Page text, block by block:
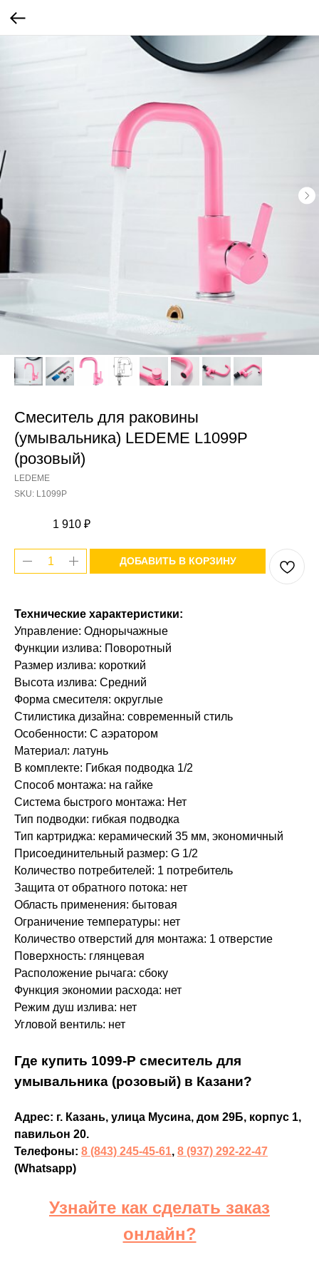
Смеситель для раковины
(умывальника) LEDEME L1099P
(розовый)
LEDEME
SKU: L1099P
1 910 ₽
ДОБАВИТЬ В КОРЗИНУ
Технические характеристики:
Управление: Однорычажные
Функции излива: Поворотный
Размер излива: короткий
Высота излива: Средний
Форма смесителя: округлые
Стилистика дизайна: современный стиль
Особенности: С аэратором
Материал: латунь
В комплекте: Гибкая подводка 1/2
Способ монтажа: на гайке
Система быстрого монтажа: Нет
Тип подводки: гибкая подводка
Тип картриджа: керамический 35 мм, экономичный
Присоединительный размер: G 1/2
Количество потребителей: 1 потребитель
Защита от обратного потока: нет
Область применения: бытовая
Ограничение температуры: нет
Количество отверстий для монтажа: 1 отверстие
Поверхность: глянцевая
Расположение рычага: сбоку
Функция экономии расхода: нет
Режим душ излива: нет
Угловой вентиль: нет
Где купить 1099-P смеситель для
умывальника (розовый) в Казани?
Адрес: г. Казань, улица Мусина, дом 29Б, корпус 1,
павильон 20.
Телефоны: 8 (843) 245-45-61, 8 (937) 292-22-47
(Whatsapp)
Узнайте как сделать заказ
онлайн?